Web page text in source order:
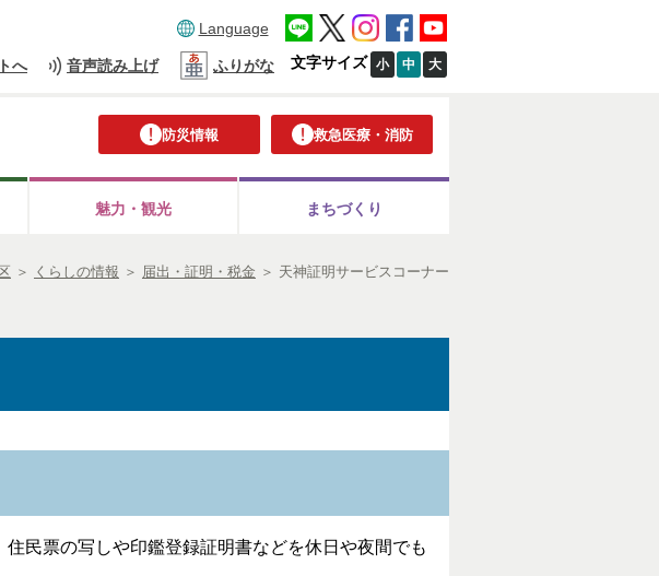
Language
へ 音声読み上げ ふりがな 文字サイズ 小 中 大
防災情報 救急医療・消防
魅力・観光 まちづくり
＞ くらしの情報 ＞ 届出・証明・税金 ＞ 天神証明サービスコーナー
民票の写しや印鑑登録証明書などを休日や夜間でも